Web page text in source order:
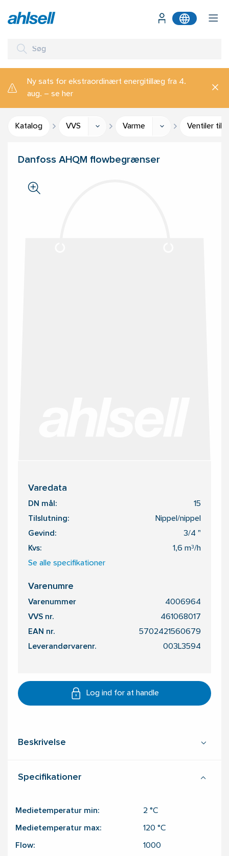
Ny sats for ekstraordinært energitillæg fra 4.
aug. – se her
Katalog VVS Varme Ventiler til
Danfoss AHQM flowbegrænser
Varedata
DN mål: 15
Tilslutning: Nippel/nippel
Gevind: 3/4 "
Kvs: 1,6 m³/h
Se alle specifikationer
Varenumre
Varenummer 4006964
VVS nr. 461068017
EAN nr. 5702421560679
Leverandørvarenr. 003L3594
Log ind for at handle
Beskrivelse
Specifikationer
Medietemperatur min: 2 °C
Medietemperatur max: 120 °C
Flow: 1000